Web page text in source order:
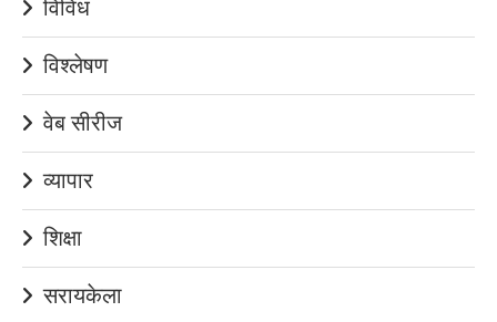
विविध
विश्लेषण
वेब सीरीज
व्यापार
शिक्षा
सरायकेला